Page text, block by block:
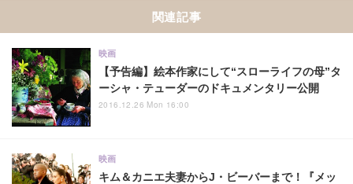
関連記事
【予告編】絵本作家にして“スローライフの母”タ
ーシャ・テューダーのドキュメンタリー公開
映画
2016.12.26 Mon 16:00
キム＆カニエ夫妻からJ・ビーバーまで！『メッ
映画